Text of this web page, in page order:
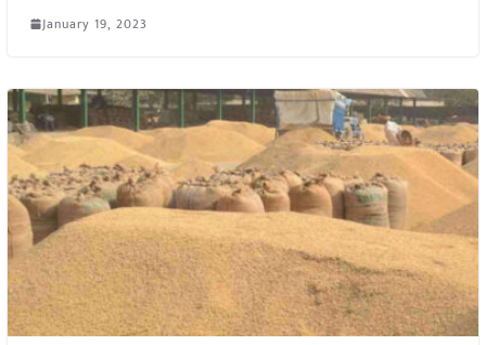
January 19, 2023